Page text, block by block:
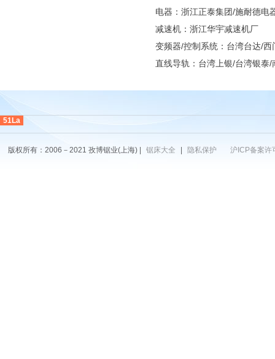
电器：浙江正泰集团/施耐德电
减速机：浙江华宇减速机厂
变频器/控制系统：台湾台达/西
直线导轨：台湾上银/台湾银泰/
51La
版权所有：2006－2021 孜博锯业(上海) | 锯床大全 隐私保护 沪ICP备案许